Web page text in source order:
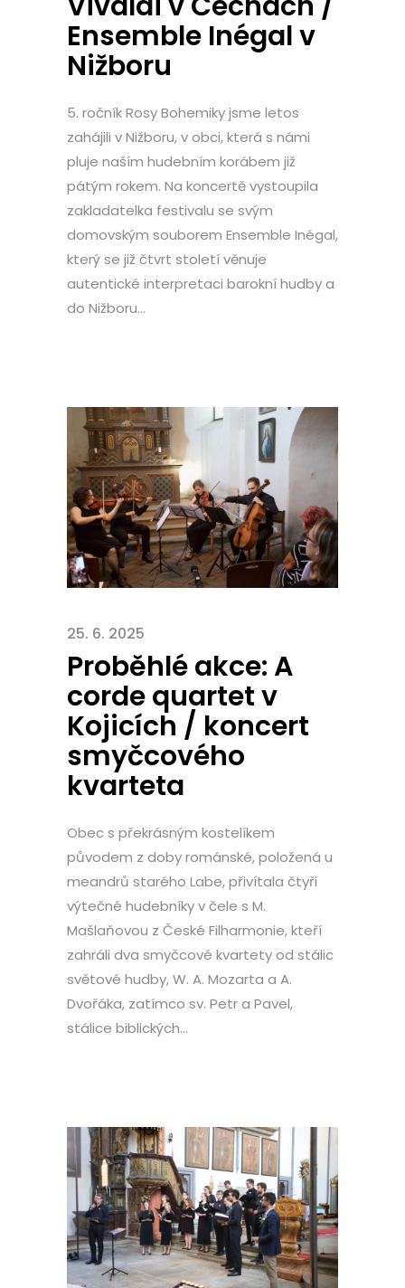
Ensemble Inégal v
Nižboru
5. ročník Rosy Bohemiky jsme letos
zahájili v Nižboru, v obci, která s námi
pluje naším hudebním korábem již
pátým rokem. Na koncertě vystoupila
zakladatelka festivalu se svým
domovským souborem Ensemble Inégal,
který se již čtvrt století věnuje
autentické interpretaci barokní hudby a
do Nižboru...
25. 6. 2025
Proběhlé akce: A
corde quartet v
Kojicích / koncert
smyčcového
kvarteta
Obec s překrásným kostelíkem
původem z doby románské, položená u
meandrů starého Labe, přivítala čtyři
výtečné hudebníky v čele s M.
Mašlaňovou z České Filharmonie, kteří
zahráli dva smyčcové kvartety od stálic
světové hudby, W. A. Mozarta a A.
Dvořáka, zatímco sv. Petr a Pavel,
stálice biblických...